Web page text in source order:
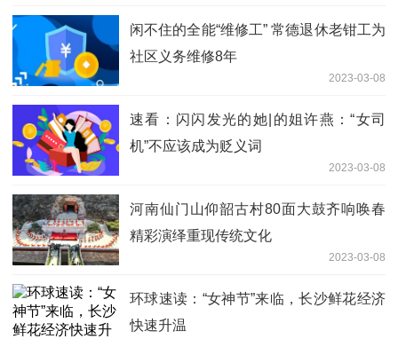
闲不住的全能“维修工” 常德退休老钳工为
社区义务维修8年
2023-03-08
速看：闪闪发光的她|的姐许燕：“女司
机”不应该成为贬义词
2023-03-08
河南仙门山仰韶古村80面大鼓齐响唤春
精彩演绎重现传统文化
2023-03-08
环球速读：“女神节”来临，长沙鲜花经济
快速升温